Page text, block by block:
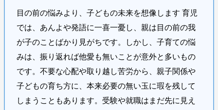
目の前の悩みより、子どもの未来を想像します 育児
では、あんよや発語に一喜一憂し、親は目の前の我
が子のことばかり見がちです。しかし、子育ての悩
みは、振り返れば他愛も無いことが意外と多いもの
です。不要な心配や取り越し苦労から、親子関係や
子どもの育ち方に、本来必要の無い玉に瑕を残して
しまうこともあります。受験や就職はまだ先に見え